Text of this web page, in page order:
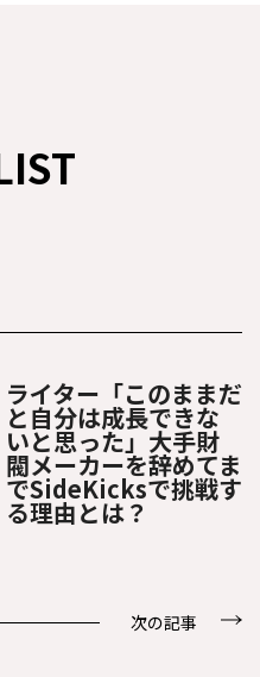
ライター 「このままだ
と自分は成長できな
いと思った」大手財
閥メーカーを辞めてま
でSideKicksで挑戦す
る理由とは？
次の記事